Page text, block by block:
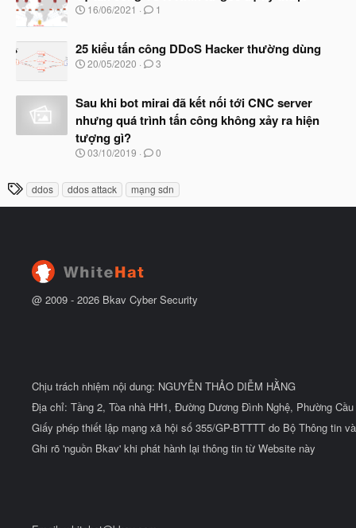
ầ
y
b
t
đ
ầ
N
y
b
ắ
ầ
u
16/06/2021 1
25 kiểu tấn công DDoS Hacker thường dùng
N
y
ắ
t
đ
20/05/2020 3
Sau khi bot mirai đã kết nối tới CNC server
nhưng quá trình tấn công không xảy ra hiện
tượng gì?
N
y
u
03/10/2019 0
T
h
ddos ddos attack mạng sdn
@ 2009 - 2026 Bkav Cyber Security
Chịu trách nhiệm nội dung: NGUYỄN THẢO DIỄM HẰNG
Địa chỉ: Tầng 2, Tòa nhà HH1, Đường Dương Đình Nghệ, Phường
Giấy phép thiết lập mạng xã hội số 355/GP-BTTTT do Bộ Thông tin
Ghi rõ 'nguồn Bkav' khi phát hành lại thông tin từ Website này